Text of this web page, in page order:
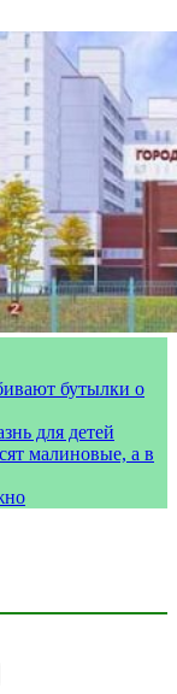
бутылки о
для детей
малиновые, а в